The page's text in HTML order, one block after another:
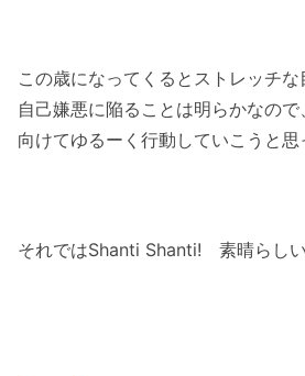
この歳になってくるとストレッチ
自己嫌悪に陥ることは明らかなの
向けてゆるーく行動していこうと思
それではShanti Shanti! 素晴らしい